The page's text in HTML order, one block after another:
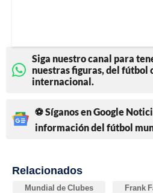
Siga nuestro canal para
nuestras figuras, del fútbol
internacional.
⚽ Síganos en Google
información del fútbol
Relacionados
Mundial de Clubes Frank